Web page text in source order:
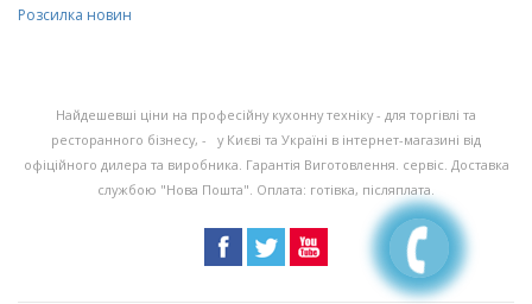
Розсилка новин
Найдешевші ціни на професійну кухонну техніку - для торгівлі та
ресторанного бізнесу, - у Києві та Україні в інтернет-магазині від
офіційного дилера та виробника. Гарантія Виготовлення. сервіс. Доставка
службою "Нова Пошта". Оплата: готівка, післяплата.